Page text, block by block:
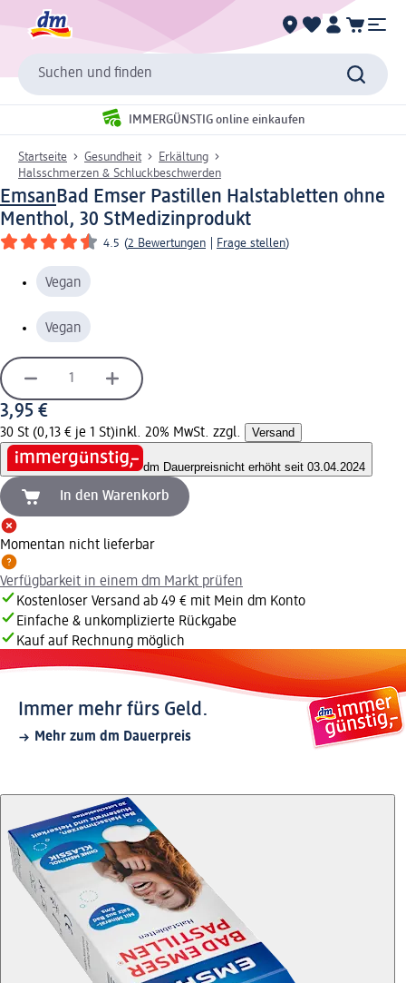
Suchen und finden
IMMERGÜNSTIG online einkaufen
Startseite Gesundheit
Erkältung
Halsschmerzen & Schluckbeschwerden
EmsanBad Emser Pastillen Halstabletten ohne
Menthol, 30 StMedizinprodukt
4.5 (2 Bewertungen Frage stellen)
Vegan
Vegan
3,95 €
30 St (0,13 € je 1 St)inkl. 20% MwSt. zzgl. Versand
dm Dauerpreisnicht erhöht seit 03.04.2024
In den Warenkorb
Momentan nicht lieferbar
Verfügbarkeit in einem dm Markt prüfen
Kostenloser Versand ab 49 € mit Mein dm Konto
Einfache & unkomplizierte Rückgabe
Kauf auf Rechnung möglich
Immer mehr fürs Geld.
Mehr zum dm Dauerpreis